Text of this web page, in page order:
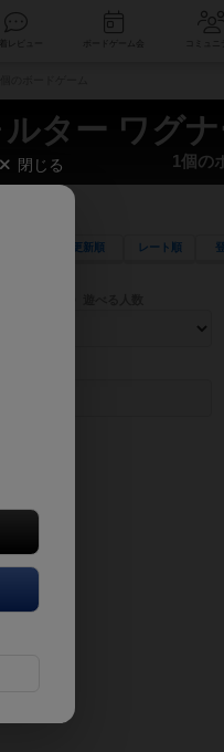
ルター ワグ
1個の
更新順 レート順
ド検索ができます。
索できます。
などモチーフ・ストーリーを指定する
閉じる